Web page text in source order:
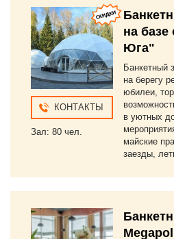
КОНТАКТЫ
Зал: 80 чел.
на
Юга"
Банкетный
на берегу
юбилеи,
в уютных
майские
заезды,